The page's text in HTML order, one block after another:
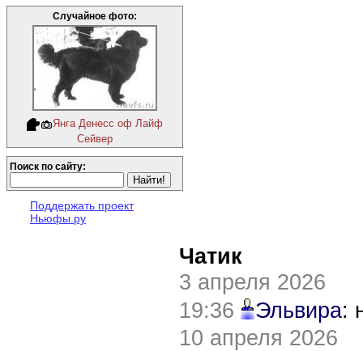
Случайное фото:
Янга Денесс оф Лайф
Сейвер
Поиск по сайту:
Поддержать проект
Ньюфы.ру
Чатик
3 апреля 2026
19:36
Эльвира:
10 апреля 2026